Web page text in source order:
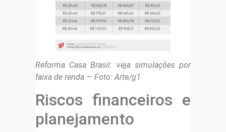
Reforma Casa Brasil: veja simulações por
faixa de renda — Foto: Arte/g1
Riscos financeiros e
planejamento